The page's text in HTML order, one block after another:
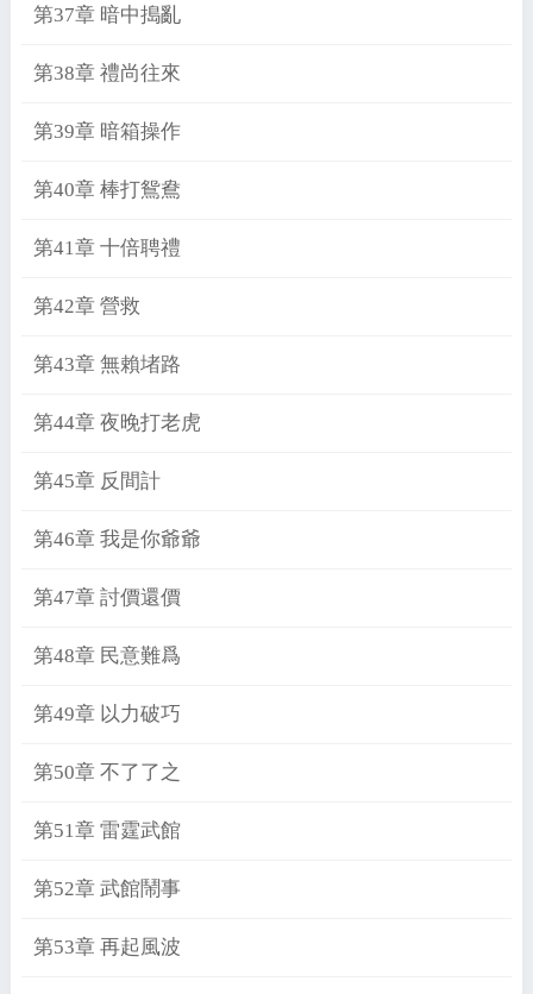
第37章 暗中搗亂
第38章 禮尚往來
第39章 暗箱操作
第40章 棒打鴛鴦
第41章 十倍聘禮
第42章 營救
第43章 無賴堵路
第44章 夜晚打老虎
第45章 反間計
第46章 我是你爺爺
第47章 討價還價
第48章 民意難爲
第49章 以力破巧
第50章 不了了之
第51章 雷霆武館
第52章 武館鬧事
第53章 再起風波